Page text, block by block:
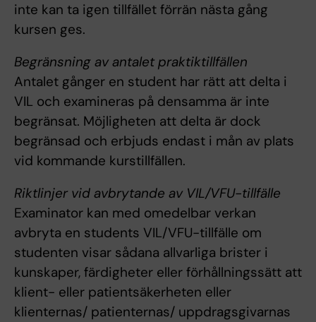
inte kan ta igen tillfället förrän nästa gång
kursen ges.
Begränsning av antalet praktiktillfällen
Antalet gånger en student har rätt att delta i
VIL och examineras på densamma är inte
begränsat. Möjligheten att delta är dock
begränsad och erbjuds endast i mån av plats
vid kommande kurstillfällen.
Riktlinjer vid avbrytande av VIL/VFU-tillfälle
Examinator kan med omedelbar verkan
avbryta en students VIL/VFU-tillfälle om
studenten visar sådana allvarliga brister i
kunskaper, färdigheter eller förhållningssätt att
klient- eller patientsäkerheten eller
klienternas/ patienternas/ uppdragsgivarnas